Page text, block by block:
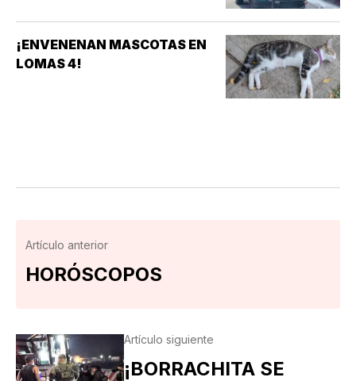
¡ENVENENAN MASCOTAS EN
LOMAS 4!
Artículo anterior
HORÓSCOPOS
Artículo siguiente
¡BORRACHITA SE